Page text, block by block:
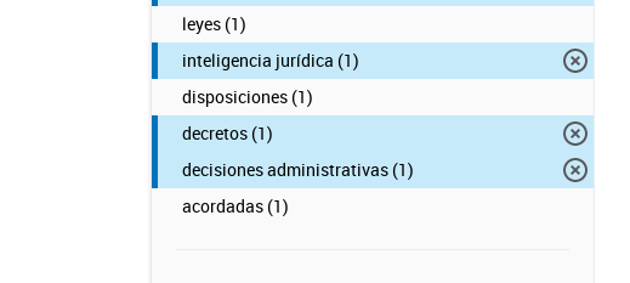
leyes (1)
inteligencia jurídica (1)
disposiciones (1)
decretos (1)
decisiones administrativas (1)
acordadas (1)